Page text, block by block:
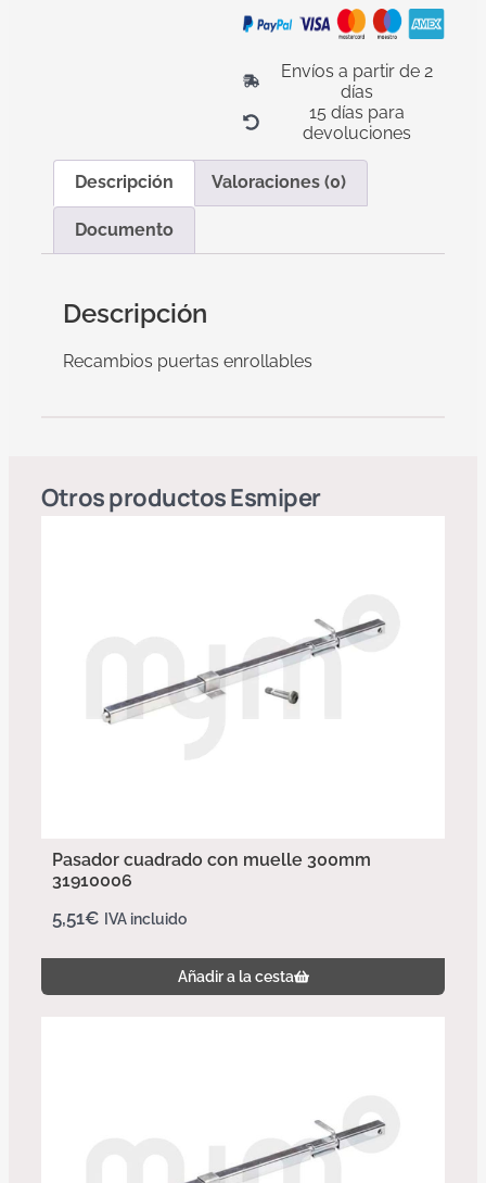
Envíos a partir de 2
días
15 días para
devoluciones
Descripción Valoraciones (0)
Documento
Descripción
Recambios puertas enrollables
Otros productosEsmiper
Pasador cuadrado con muelle 300mm
31910006
5,51€ IVA incluido
Añadir a la cesta